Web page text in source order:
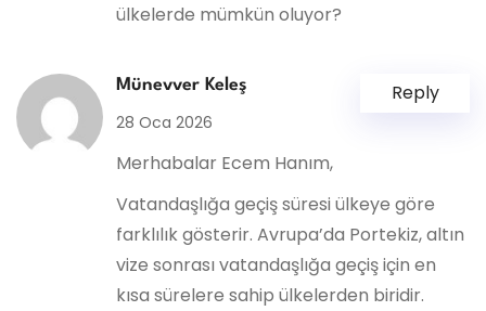
ülkelerde mümkün oluyor?
Münevver Keleş
28 Oca 2026
Merhabalar Ecem Hanım,
Vatandaşlığa geçiş süresi ülkeye göre
farklılık gösterir. Avrupa’da Portekiz, altın
vize sonrası vatandaşlığa geçiş için en
kısa sürelere sahip ülkelerden biridir.
Reply